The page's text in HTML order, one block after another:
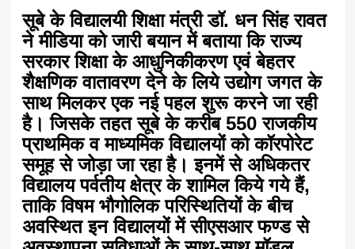
सूबे के विद्यालयी शिक्षा मंत्री डॉ. धन सिंह रावत
ने मीडिया को जारी बयान में बताया कि राज्य
सरकार शिक्षा के आधुनिकीकरण एवं बेहतर
शैक्षणिक वातावरण देने के लिये उद्योग जगत के
साथ मिलकर एक नई पहल शुरू करने जा रही
है। जिसके तहत सूबे के करीब 550 राजकीय
प्राथमिक व माध्यमिक विद्यालयों को कॉरपोरेट
समूह से जोड़ा जा रहा है। इनमें से अधिकतर
विद्यालय पर्वतीय क्षेत्र के शामिल किये गये हैं,
ताकि विषम भौगोलिक परिस्थितियों के बीच
अवस्थित इन विद्यालयों में सीएसआर फण्ड से